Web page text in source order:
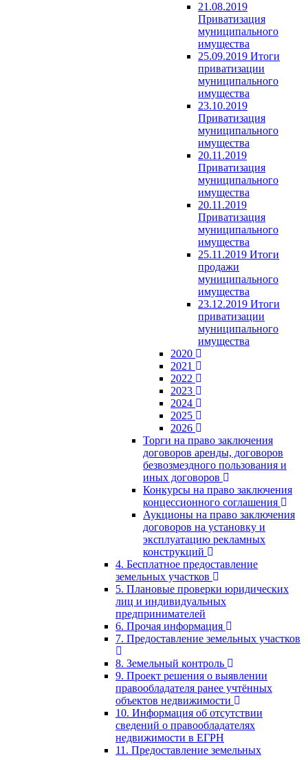
21.08.2019
Приватизация
муниципального
имущества
25.09.2019 Итоги
приватизации
муниципального
имущества
23.10.2019
Приватизация
муниципального
имущества
20.11.2019
Приватизация
муниципального
имущества
20.11.2019
Приватизация
муниципального
имущества
25.11.2019 Итоги
продажи
муниципального
имущества
23.12.2019 Итоги
приватизации
муниципального
имущества
2020
2021
2022
2023
2024
2025
2026
Торги на право заключения
договоров аренды, договоров
безвозмездного пользования и
иных договоров
Конкурсы на право заключения
концессионного соглашения
Аукционы на право заключения
договоров на установку и
эксплуатацию рекламных
конструкций
4. Бесплатное предоставление
земельных участков
5. Плановые проверки юридических
лиц и индивидуальных
предпринимателей
6. Прочая информация
7. Предоставление земельных участков
8. Земельный контроль
9. Проект решения о выявлении
правообладателя ранее учтённых
объектов недвижимости
10. Информация об отсутствии
сведений о правообладателях
недвижимости в ЕГРН
11. Предоставление земельных